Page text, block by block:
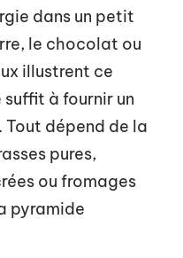
dans un petit
le chocolat ou
illustrent ce
suffit à fournir un
dépend de la
pures,
ou fromages
pyramide